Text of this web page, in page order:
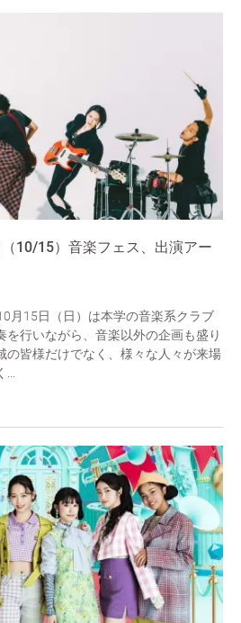
10/15）音楽フェス、出演アー
月15日（日）は本学の音楽系クラブ
を行いながら、音楽以外の企画も盛り
の皆様だけでなく、様々な人々が来場